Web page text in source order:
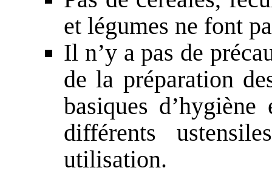
et légumes ne font
Il n’y a pas de
de la préparation
basiques
différents
utilisation.